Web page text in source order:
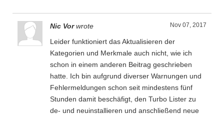
Nov 07, 2017
Nic Vor wrote
Leider funktioniert das Aktualisieren der
Kategorien und Merkmale auch nicht, wie ich
schon in einem anderen Beitrag geschrieben
hatte. Ich bin aufgrund diverser Warnungen und
Fehlermeldungen schon seit mindestens fünf
Stunden damit beschäfigt, den Turbo Lister zu
de- und neuinstallieren und anschließend neue